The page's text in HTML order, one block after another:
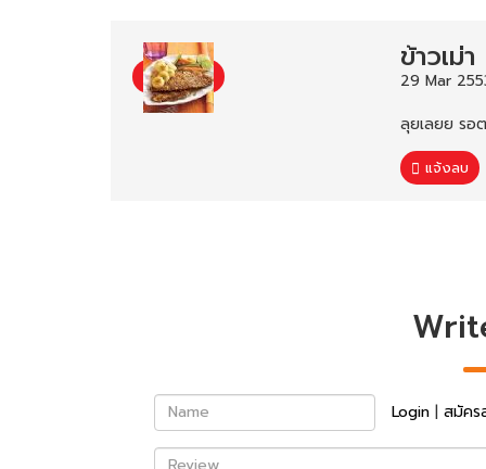
ข้าวเม่า
29 Mar
ลุยเลยย รอ
แจ้งลบ
Name Login | สมัคร
Review